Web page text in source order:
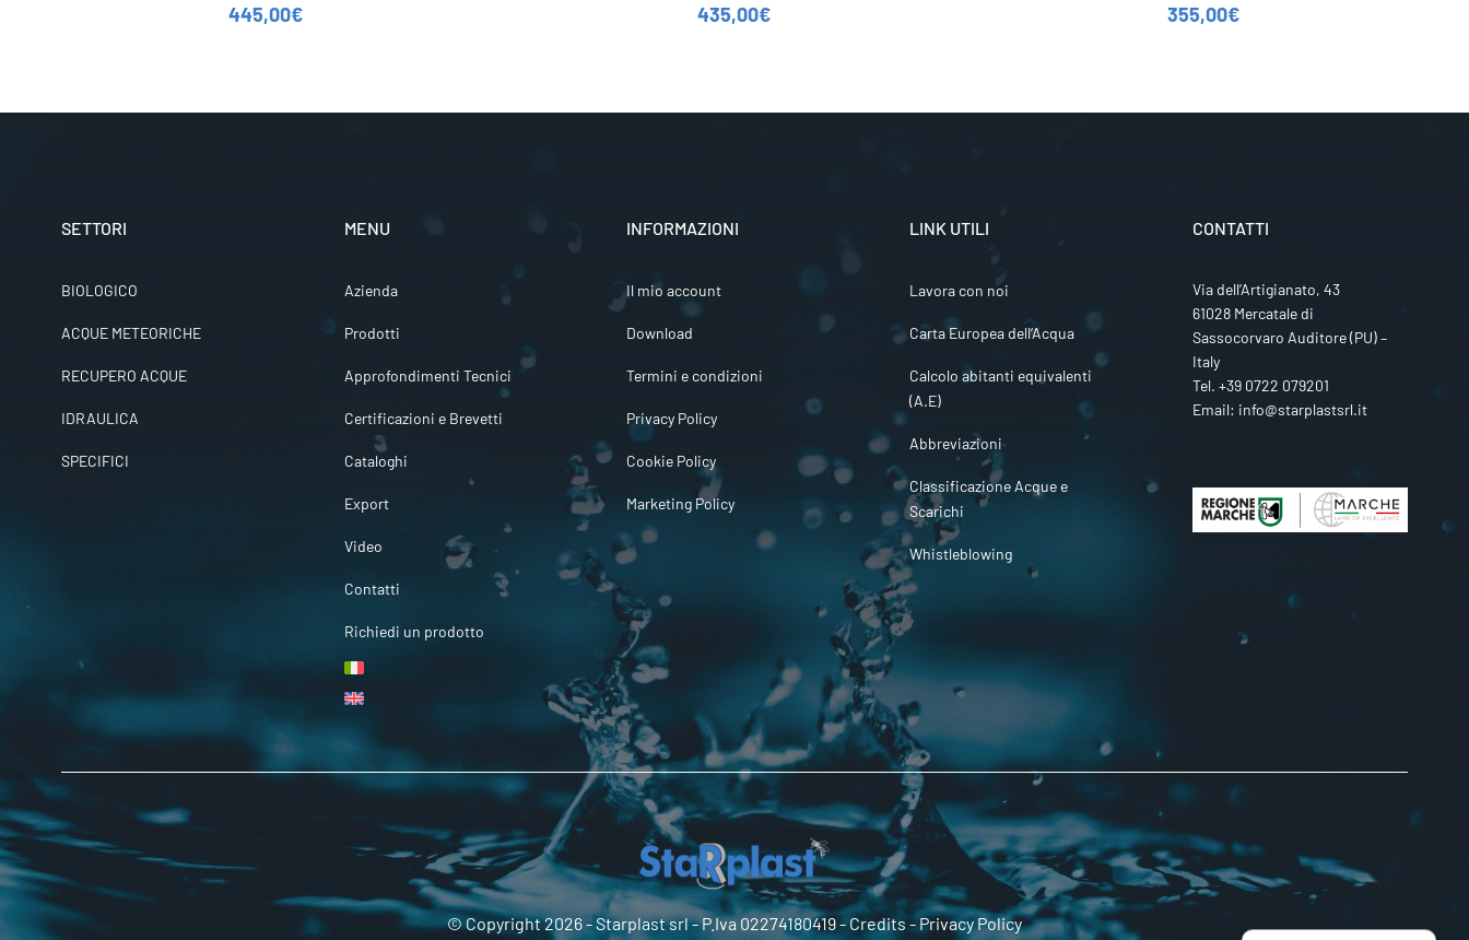
445,00€
435,00€
355,00€
SETTORI
BIOLOGICO
ACQUE METEORICHE
RECUPERO ACQUE
IDRAULICA
SPECIFICI
MENU
Azienda
Prodotti
Approfondimenti Tecnici
Certificazioni e Brevetti
Cataloghi
Export
Video
Contatti
Richiedi un prodotto
INFORMAZIONI
Il mio account
Download
Termini e condizioni
Privacy Policy
Cookie Policy
Marketing Policy
LINK UTILI
Lavora con noi
Carta Europea dell’Acqua
Calcolo abitanti equivalenti
(A.E)
Abbreviazioni
Classificazione Acque e
Scarichi
Whistleblowing
CONTATTI
Via dell’Artigianato, 43
61028 Mercatale di
Sassocorvaro Auditore (PU) –
Italy
Tel. +39 0722 079201
Email: info@starplastsrl.it
© Copyright 2026 -Starplast srl- P.Iva 02274180419 - Credits -Privacy Policy